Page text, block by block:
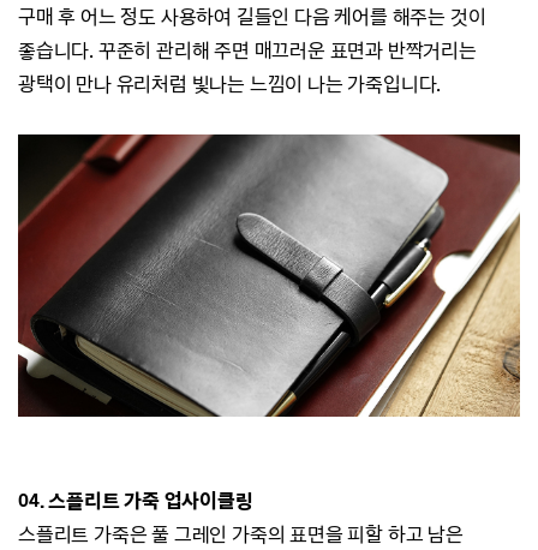
구매 후 어느 정도 사용하여 길들인 다음 케어를 해주는 것이
좋습니다. 꾸준히 관리해 주면 매끄러운 표면과 반짝거리는
광택이 만나 유리처럼 빛나는 느낌이 나는 가죽입니다.
04. 스플리트 가죽 업사이클링
스플리트 가죽은 풀 그레인 가죽의 표면을 피할 하고 남은